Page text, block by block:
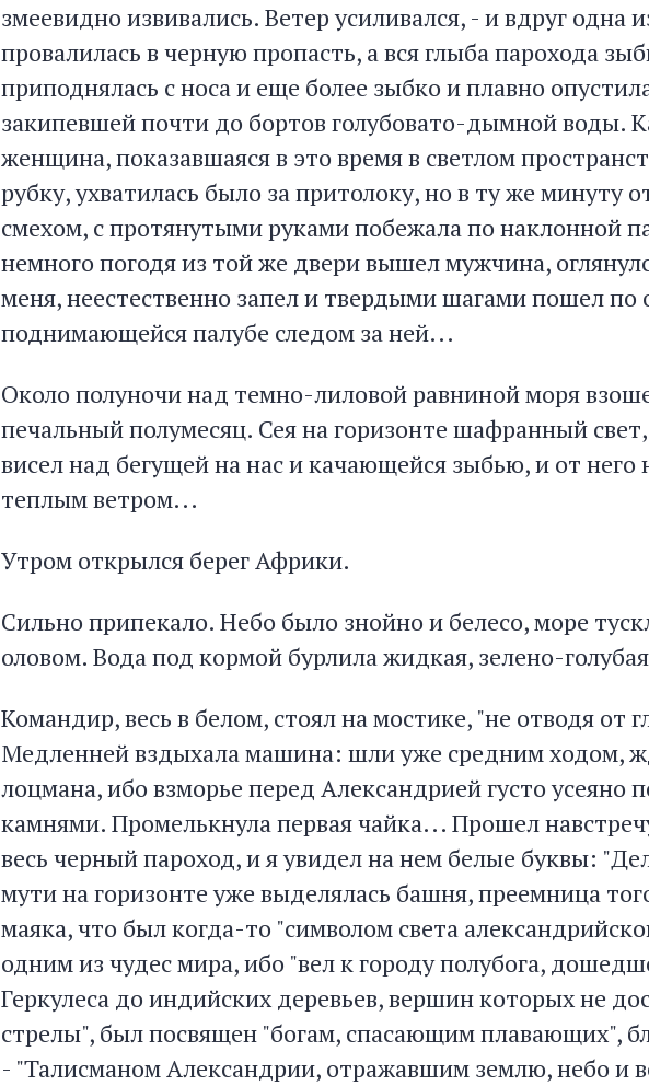
змеевидно извивались. Ветер усиливался, - и вдруг одна
провалилась в черную пропасть, а вся глыба парохода
приподнялась с носа и еще более зыбко и плавно
закипевшей почти до бортов голубовато-дымной воды.
женщина, показавшаяся в это время в светлом
рубку, ухватилась было за притолоку, но в ту же минуту
смехом, с протянутыми руками побежала по наклонной
немного погодя из той же двери вышел мужчина,
меня, неестественно запел и твердыми шагами пошел
поднимающейся палубе следом за ней...
Около полуночи над темно-лиловой равниной моря
печальный полумесяц. Сея на горизонте шафранный
висел над бегущей на нас и качающейся зыбью, и от него
теплым ветром...
Утром открылся берег Африки.
Сильно припекало. Небо было знойно и белесо, море
оловом. Вода под кормой бурлила жидкая, зелено-
Командир, весь в белом, стоял на мостике, "не отводя от
Медленней вздыхала машина: шли уже средним ходом,
лоцмана, ибо взморье перед Александрией густо усеяно
камнями. Промелькнула первая чайка... Прошел
весь черный пароход, и я увидел на нем белые буквы:
мути на горизонте уже выделялась башня, преемница
маяка, что был когда-то "символом света
одним из чудес мира, ибо "вел к городу полубога,
Геркулеса до индийских деревьев, вершин которых не
стрелы", был посвящен "богам, спасающим плавающих",
- "Талисманом Александрии, отражавшим землю, небо и